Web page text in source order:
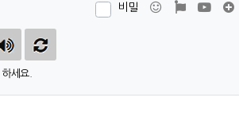
비밀 이모티콘폰트어썸동영상
세요.